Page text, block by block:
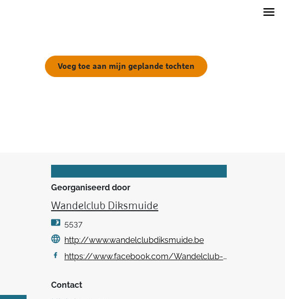
Voeg toe aan mijn geplande tochten
Georganiseerd door
Wandelclub Diksmuide
5537
http://www.wandelclubdiksmuide.be
https://www.facebook.com/Wandelclub-Diksmuide-1547003448924518/
Contact